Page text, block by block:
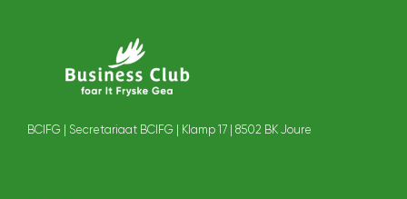
BCIFG | Secretariaat BCIFG | Klamp 17 | 8502 BK Joure